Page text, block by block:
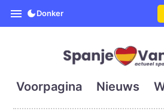
SpanjeVandaag is
Donker
Voorpagina Nieuws